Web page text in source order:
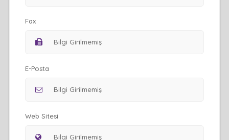
Fax
E-Posta
Web Sitesi